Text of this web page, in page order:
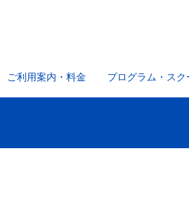
ご利用案内・料金 プログラム・スク